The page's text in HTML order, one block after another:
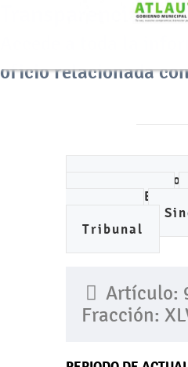
Transparencia
Accede a toda la
oficio relacionada
Ayuntamiento
IMCUFIDE
Tribunal
Artículo:
Fracción: